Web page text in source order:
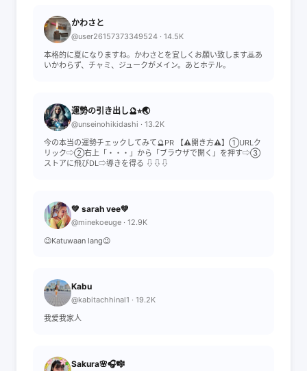
かわさと
@user26157373349524 · 14.5K
本格的に夏になりますね。かわさとを宜しくお願い致します🙇あ
いかわらず、チャミ、ジュークがメイン。あとホテル。
運勢の引き出し🔮⭐︎🌏
@unseinohikidashi · 13.2K
今の本当の運勢チェックしてみて🔮PR 【⚠️開き方⚠️】①URLク
リック⇨②右上「・・・」から「ブラウザで開く」を押す⇨③
ストアに飛びDL⇨導きを得る ⇩⇩⇩
💚 sarah vee💚
@minekoeuge · 12.9K
😉Katuwaan lang😉
Kabu
@kabitachhinal1 · 19.2K
我爱我家人
Sakura🌸🎧🎼